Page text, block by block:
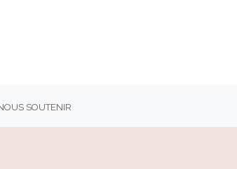
soutenir